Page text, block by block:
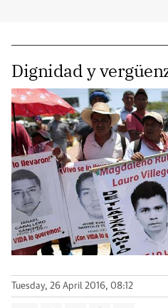
Dignidad y
Tuesday, 26 April 2016, 08:12